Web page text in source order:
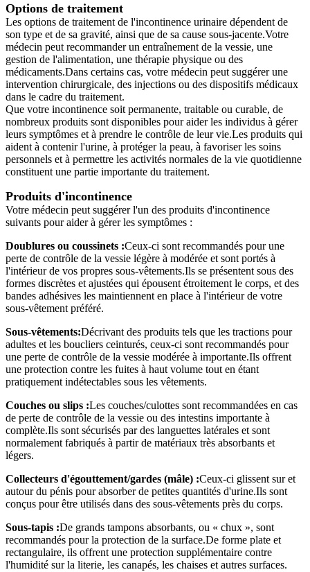
Options de traitement
Les options de traitement de l'incontinence urinaire dépendent de
son type et de sa gravité, ainsi que de sa cause sous-jacente.Votre
médecin peut recommander un entraînement de la vessie, une
gestion de l'alimentation, une thérapie physique ou des
médicaments.Dans certains cas, votre médecin peut suggérer une
intervention chirurgicale, des injections ou des dispositifs médicaux
dans le cadre du traitement.
Que votre incontinence soit permanente, traitable ou curable, de
nombreux produits sont disponibles pour aider les individus à gérer
leurs symptômes et à prendre le contrôle de leur vie.Les produits qui
aident à contenir l'urine, à protéger la peau, à favoriser les soins
personnels et à permettre les activités normales de la vie quotidienne
constituent une partie importante du traitement.
Produits d'incontinence
Votre médecin peut suggérer l'un des produits d'incontinence
suivants pour aider à gérer les symptômes :
Doublures ou coussinets :Ceux-ci sont recommandés pour une
perte de contrôle de la vessie légère à modérée et sont portés à
l'intérieur de vos propres sous-vêtements.Ils se présentent sous des
formes discrètes et ajustées qui épousent étroitement le corps, et des
bandes adhésives les maintiennent en place à l'intérieur de votre
sous-vêtement préféré.
Sous-vêtements:Décrivant des produits tels que les tractions pour
adultes et les boucliers ceinturés, ceux-ci sont recommandés pour
une perte de contrôle de la vessie modérée à importante.Ils offrent
une protection contre les fuites à haut volume tout en étant
pratiquement indétectables sous les vêtements.
Couches ou slips :Les couches/culottes sont recommandées en cas
de perte de contrôle de la vessie ou des intestins importante à
complète.Ils sont sécurisés par des languettes latérales et sont
normalement fabriqués à partir de matériaux très absorbants et
légers.
Collecteurs d'égouttement/gardes (mâle) :Ceux-ci glissent sur et
autour du pénis pour absorber de petites quantités d'urine.Ils sont
conçus pour être utilisés dans des sous-vêtements près du corps.
Sous-tapis :De grands tampons absorbants, ou « chux », sont
recommandés pour la protection de la surface.De forme plate et
rectangulaire, ils offrent une protection supplémentaire contre
l'humidité sur la literie, les canapés, les chaises et autres surfaces.